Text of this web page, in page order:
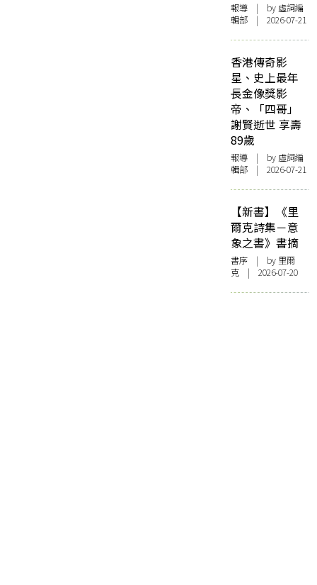
報導 | by 虛詞編
輯部 | 2026-07-21
香港傳奇影
星、史上最年
長金像獎影
帝、「四哥」
謝賢逝世 享壽
89歲
報導 | by 虛詞編
輯部 | 2026-07-21
【新書】《里
爾克詩集－意
象之書》書摘
書序 | by 里爾
克 | 2026-07-20